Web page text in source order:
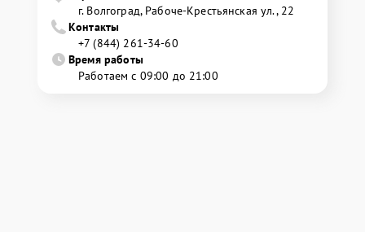
г. Волгоград, Рабоче-Крестьянская ул., 22
Контакты
+7 (844) 261-34-60
Время работы
Работаем с 09:00 до 21:00